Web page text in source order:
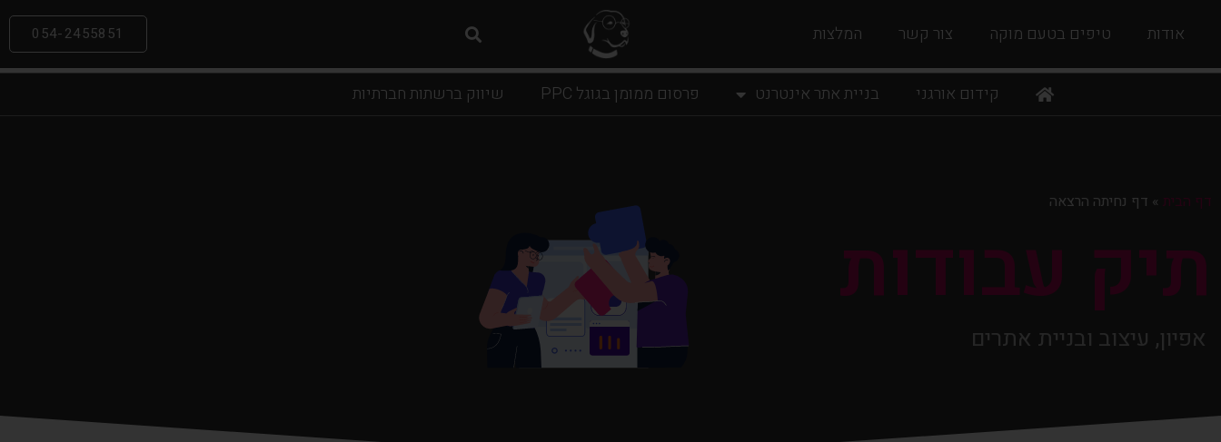
אודות טיפים בטעם מוקה צור קשר המלצות 054-2455851
קידום אורגני בניית אתר אינטרנט פרסום ממומן בגוגל PPC שיווק ברשתות חברתיות
דף הבית » דף נחיתה הרצאה
תיק עבודות
אפיון, עיצוב ובניית אתרים